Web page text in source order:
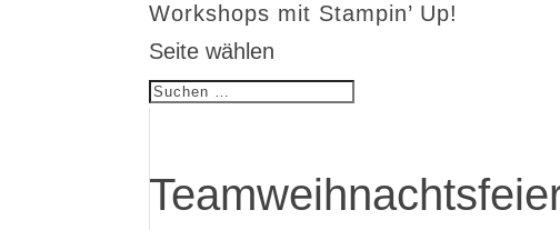
Workshops mit Stampin’ Up!
Seite wählen